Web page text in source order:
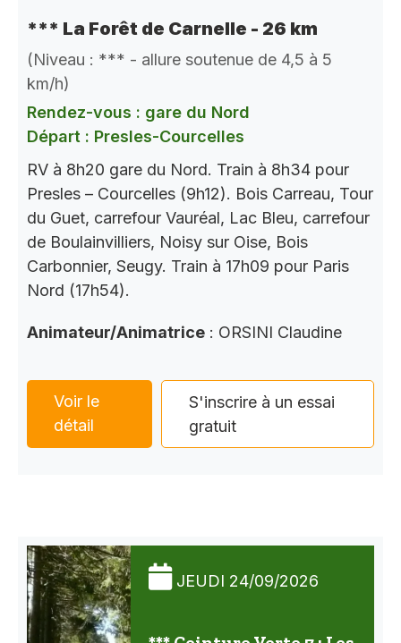
*** La Forêt de Carnelle - 26 km
(Niveau : *** - allure soutenue de 4,5 à 5
km/h)
Rendez-vous : gare du Nord
Départ : Presles-Courcelles
RV à 8h20 gare du Nord. Train à 8h34 pour
Presles – Courcelles (9h12). Bois Carreau, Tour
du Guet, carrefour Vauréal, Lac Bleu, carrefour
de Boulainvilliers, Noisy sur Oise, Bois
Carbonnier, Seugy. Train à 17h09 pour Paris
Nord (17h54).
Animateur/Animatrice : ORSINI Claudine
Voir le
détail
S'inscrire à un essai
gratuit
JEUDI 24/09/2026